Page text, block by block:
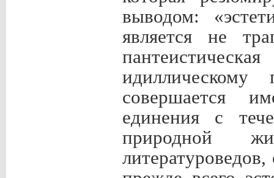
выводом:
является не
совершается
единения с
природной